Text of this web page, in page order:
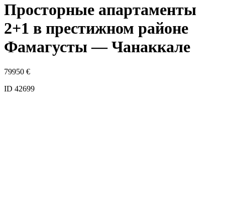
Просторные апартаменты
2+1 в престижном районе
Фамагусты — Чанаккале
79950 €
ID 42699